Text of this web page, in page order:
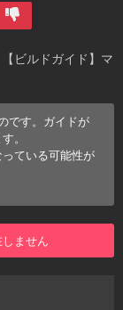
【ビルドガイド】マ
です。ガイドが
。
ている可能性が
ません